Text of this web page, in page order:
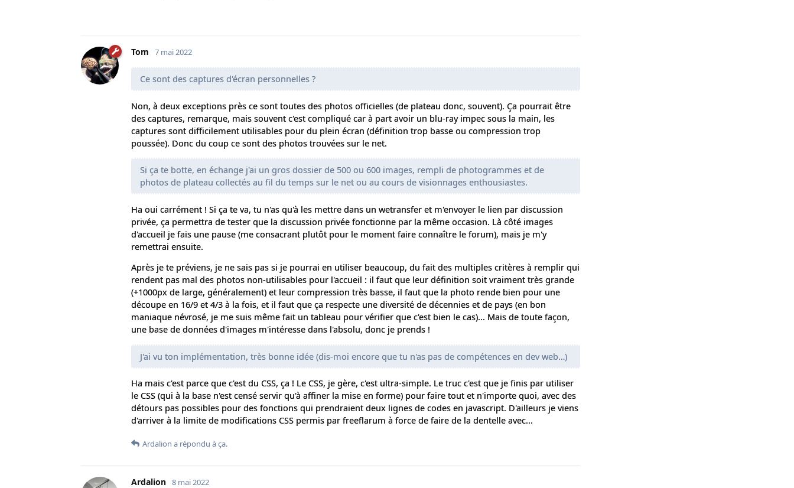
Tom 7 mai 2022
Ce sont des captures d'écran personnelles ?
Non, à deux exceptions près ce sont toutes des photos officielles (de plateau donc, souvent). Ça pourrait être
des captures, remarque, mais souvent c'est compliqué car à part avoir un blu-ray impec sous la main, les
captures sont difficilement utilisables pour du plein écran (définition trop basse ou compression trop
poussée). Donc du coup ce sont des photos trouvées sur le net.
Si ça te botte, en échange j'ai un gros dossier de 500 ou 600 images, rempli de photogrammes et de
photos de plateau collectés au fil du temps sur le net ou au cours de visionnages enthousiastes.
Ha oui carrément ! Si ça te va, tu n'as qu'à les mettre dans un wetransfer et m'envoyer le lien par discussion
privée, ça permettra de tester que la discussion privée fonctionne par la même occasion. Là côté images
d'accueil je fais une pause (me consacrant plutôt pour le moment faire connaître le forum), mais je m'y
remettrai ensuite.
Après je te préviens, je ne sais pas si je pourrai en utiliser beaucoup, du fait des multiples critères à remplir qui
rendent pas mal des photos non-utilisables pour l'accueil : il faut que leur définition soit vraiment très grande
(+1000px de large, généralement) et leur compression très basse, il faut que la photo rende bien pour une
découpe en 16/9 et 4/3 à la fois, et il faut que ça respecte une diversité de décennies et de pays (en bon
maniaque névrosé, je me suis même fait un tableau pour vérifier que c'est bien le cas)... Mais de toute façon,
une base de données d'images m'intéresse dans l'absolu, donc je prends !
J'ai vu ton implémentation, très bonne idée (dis-moi encore que tu n'as pas de compétences en dev web…)
Ha mais c'est parce que c'est du CSS, ça ! Le CSS, je gère, c'est ultra-simple. Le truc c'est que je finis par utiliser
le CSS (qui à la base n'est censé servir qu'à affiner la mise en forme) pour faire tout et n'importe quoi, avec des
détours pas possibles pour des fonctions qui prendraient deux lignes de codes en javascript. D'ailleurs je viens
d'arriver à la limite de modifications CSS permis par freeflarum à force de faire de la dentelle avec...
Ardalion a répondu à ça.
Ardalion 8 mai 2022